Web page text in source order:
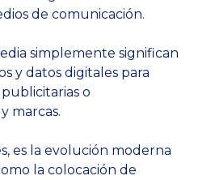
de comunicación.
simplemente significan
y datos digitales para
o
marcas.
es la evolución moderna
la colocación de